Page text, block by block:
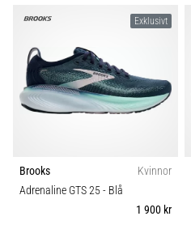
Exklusivt
Brooks
Kvinnor
Adrenaline GTS 25- Blå
1 900 kr